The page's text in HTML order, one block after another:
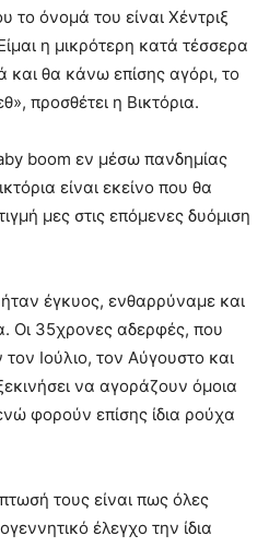
το όνομά του είναι Χέντριξ
η μικρότερη κατά τέσσερα
και θα κάνω επίσης αγόρι, το
προσθέτει η Βικτόρια.
boom εν μέσω πανδημίας
είναι εκείνο που θα
μες στις επόμενες δυόμιση
έγκυος, ενθαρρύναμε και
Οι 35χρονες αδερφές, που
Ιούλιο, τον Αύγουστο και
να αγοράζουν όμοια
φορούν επίσης ίδια ρούχα
τους είναι πως όλες
έλεγχο την ίδια